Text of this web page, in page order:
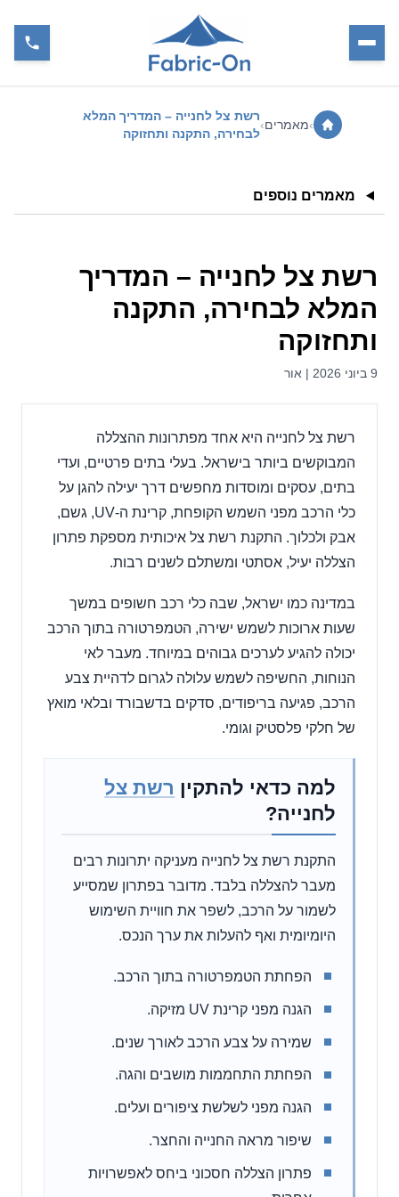
›מאמרים›
רשת צל לחנייה – המדריך המלא
לבחירה, התקנה ותחזוקה
מאמרים נוספים
רשת צל לחנייה – המדריך
המלא לבחירה, התקנה
ותחזוקה
9 ביוני 2026 | אור
רשת צל לחנייה היא אחד מפתרונות ההצללה
המבוקשים ביותר בישראל. בעלי בתים פרטיים, ועדי
בתים, עסקים ומוסדות מחפשים דרך יעילה להגן על
כלי הרכב מפני השמש הקופחת, קרינת ה-UV, גשם,
אבק ולכלוך. התקנת רשת צל איכותית מספקת פתרון
הצללה יעיל, אסתטי ומשתלם לשנים רבות.
במדינה כמו ישראל, שבה כלי רכב חשופים במשך
שעות ארוכות לשמש ישירה, הטמפרטורה בתוך הרכב
יכולה להגיע לערכים גבוהים במיוחד. מעבר לאי
הנוחות, החשיפה לשמש עלולה לגרום לדהיית צבע
הרכב, פגיעה בריפודים, סדקים בדשבורד ובלאי מואץ
של חלקי פלסטיק וגומי.
למה כדאי להתקין רשת צל
לחנייה?
התקנת רשת צל לחנייה מעניקה יתרונות רבים
מעבר להצללה בלבד. מדובר בפתרון שמסייע
לשמור על הרכב, לשפר את חוויית השימוש
היומיומית ואף להעלות את ערך הנכס.
הפחתת הטמפרטורה בתוך הרכב.
הגנה מפני קרינת UV מזיקה.
שמירה על צבע הרכב לאורך שנים.
הפחתת התחממות מושבים והגה.
הגנה מפני לשלשת ציפורים ועלים.
שיפור מראה החנייה והחצר.
פתרון הצללה חסכוני ביחס לאפשרויות